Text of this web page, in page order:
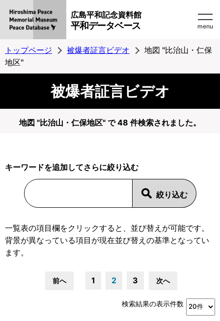
広島平和記念資料館
平和データベース menu
トップページ 被爆者証言ビデオ
地図 "比治山・仁保
地区"
被爆者証言ビデオ
地図 "比治山・仁保地区" で 48 件検索されました。
キーワードを追加してさらに絞り込む
一覧表の項目欄をクリックすると、並び替えが可能です。
背景が異なっている項目が現在並び替えの基準となってい
ます。
前へ 1 2 3 次へ
検索結果の表示件数